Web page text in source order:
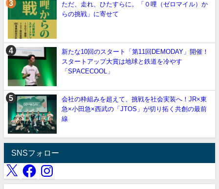
ただ、走れ、ひたすらに。「０哩（ゼロマイル）か
らの挑戦」に寄せて
新たな10回のスタート「第11回DEMODAY」開催！
スタートアップ大賞は地球と鉄道を冷やす
「SPACECOOL」
会社の枠組みを超えて、挑戦を社会実装へ！JR×東
急×小田急×西武の「JTOS」が切り拓く共創の最前
線
SNSフォロー